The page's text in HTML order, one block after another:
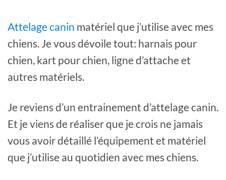
Attelage canin matériel que j’utilise avec mes
chiens. Je vous dévoile tout: harnais pour
chien, kart pour chien, ligne d’attache et
autres matériels.
Je reviens d’un entrainement d’attelage canin.
Et je viens de réaliser que je crois ne jamais
vous avoir détaillé l’équipement et matériel
que j’utilise au quotidien avec mes chiens.